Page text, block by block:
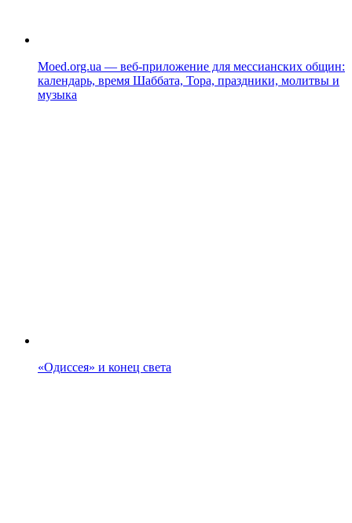
Moed.org.ua — веб-приложение для мессианских общин:
календарь, время Шаббата, Тора, праздники, молитвы и
музыка
«Одиссея» и конец света